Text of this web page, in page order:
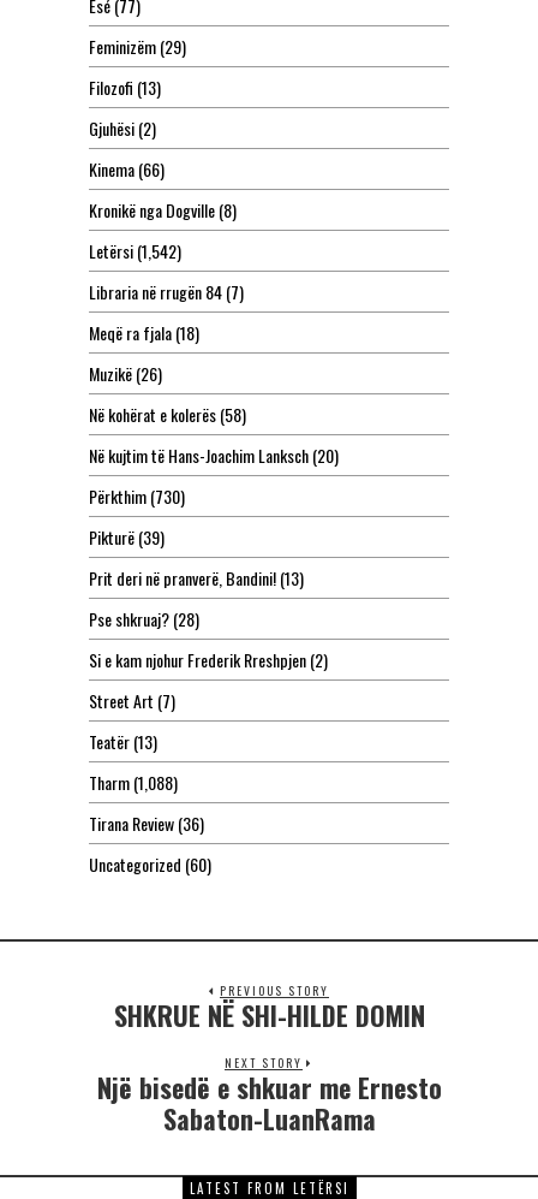
Esé(77)
Feminizëm(29)
Filozofi (13)
Gjuhësi(2)
Kinema(66)
Kronikë nga Dogville(8)
Letërsi(1,542)
Libraria në rrugën 84(7)
Meqë ra fjala(18)
Muzikë(26)
Në kohërat e kolerës(58)
Në kujtim të Hans-Joachim Lanksch(20)
Përkthim(730)
Pikturë(39)
Prit deri në pranverë, Bandini!(13)
Pse shkruaj?(28)
Si e kam njohur Frederik Rreshpjen(2)
Street Art (7)
Teatër(13)
Tharm(1,088)
Tirana Review(36)
Uncategorized (60)
PREVIOUS STORY
SHKRUE NË SHI-HILDE DOMIN
NEXT STORY
Një bisedë e shkuar me Ernesto
Sabaton-LuanRama
LATEST FROM LETËRSI